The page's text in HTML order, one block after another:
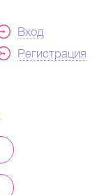
Вход
Регистрация